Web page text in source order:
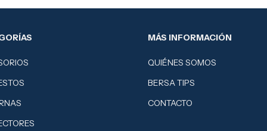
MÁS INFORMACIÓN
QUIÉNES SOMOS
BERSA TIPS
CONTACTO